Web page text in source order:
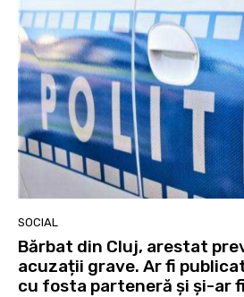
SOCIAL
Bărbat din Cluj, arestat
acuzații grave. Ar fi
cu fosta parteneră și și-ar